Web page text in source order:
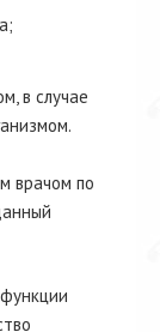
в случае
врачом по